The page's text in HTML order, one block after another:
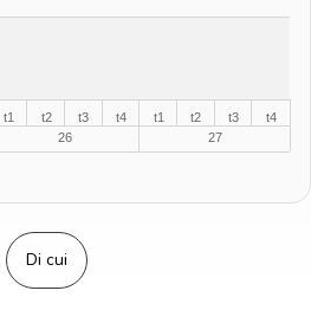
t1
26
t2 t3 t4
t1
27
t2 t3 t4
Di cui